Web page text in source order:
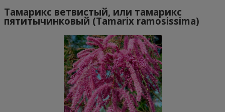
Тамарикс ветвистый, или тамарикс
пятитычинковый (Tamarix ramosissima)